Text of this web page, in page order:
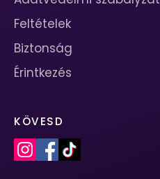
Feltételek
Biztonság
Érintkezés
KÖVESD